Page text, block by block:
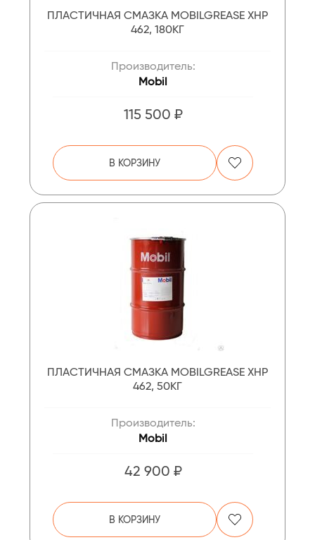
ПЛАСТИЧНАЯ СМАЗКА MOBILGREASE XHP
462, 180КГ
Производитель:
Mobil
115 500 ₽
В КОРЗИНУ
ПЛАСТИЧНАЯ СМАЗКА MOBILGREASE XHP
462, 50КГ
Производитель:
Mobil
42 900 ₽
В КОРЗИНУ